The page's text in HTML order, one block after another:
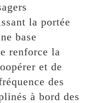
la portée
base
renforce la
et de
des
à bord des